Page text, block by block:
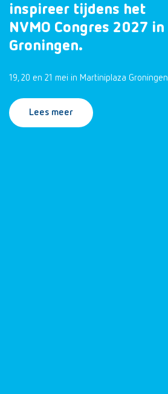
inspireer tijdens het
NVMO Congres 2027 in
Groningen.
19, 20 en 21 mei in Martiniplaza Groningen
Lees meer